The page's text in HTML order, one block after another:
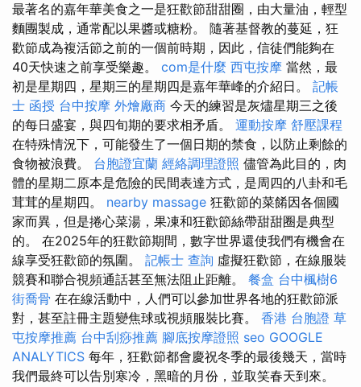
最著名的嘉年華美食之一是狂歡節甜甜圈，由大量油，輕型
麵團製成，通常配以果醬或糖粉。 隨著基督教的蔓延，狂
歡節成為複活節之前的一個前時期，因此，信徒們能夠在
40天快速之前享受樂趣。 com是什麼 西屯按摩 當然，最
初是星期四，星期三的星期四是嘉年華峰的介紹日。 記帳
士 函授 台中按摩 外燴廠商 今天的練習是灰燼星期三之後
的每日盛宴，與四旬期的要求相矛盾。 運動按摩 舒壓課程
在特殊情況下，可能發生了一個日期的禁食，以防止剩餘的
食物被浪費。 台胞證宜蘭 經絡調理證照 儘管為此目的，肉
體的星期二原本是危險的民間表達方式，是周四的八卦和毛
茸茸的星期四。 nearby massage 狂歡節的菜餚因各個國
家而異，但是捲心菜湯，果凍和狂歡節絲帶甜甜圈是典型
的。 在2025年的狂歡節期間，數字世界還使我們有機會在
線享受狂歡節的氛圍。 記帳士 查詢 虛擬狂歡節，在線服裝
競賽和聯合視頻通話甚至無法阻止距離。 餐盒 台中楓樹6
街喬骨 在在線活動中，人們可以參加世界各地的狂歡節派
對，甚至註冊主題變焦球或視頻服裝比賽。 香港 台胞證 草
屯按摩推薦 台中刮痧推薦 腳底按摩證照 seo GOOGLE
ANALYTICS 每年，狂歡節都會慶祝冬季的最後幾天，當時
我們最終可以告別寒冷，黑暗的月份，並取笑春天到來。